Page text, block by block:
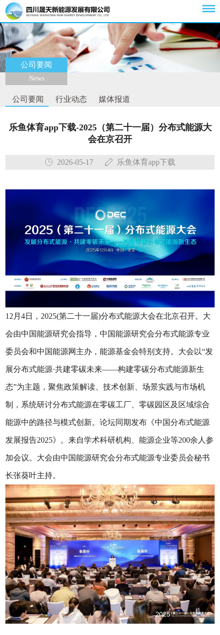
公司要闻
News
公司要闻 行业动态 媒体报道
乐鱼体育app下载-2025（第二十一届）分布式能源大
会在京召开
2026-05-17 乐鱼体育app下载
12月4日，2025(第二十一届)分布式能源大会在北京召开。大
会由中国能源研究会指导，中国能源研究会分布式能源专业
委员会和中国能源网主办，能源基金会特别支持。大会以“发
展分布式能源·共建零碳未来——构建零碳分布式能源新生
态”为主题，聚焦政策解读、技术创新、场景实践与市场机
制，系统研讨分布式能源在零碳工厂、零碳园区及区域综合
能源中的路径与模式创新。论坛同期发布《中国分布式能源
发展报告2025》。来自学术科研机构、能源企业等200余人参
加会议。大会由中国能源研究会分布式能源专业委员会秘书
长张葵叶主持。